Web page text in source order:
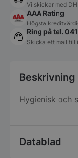
Vi skickar med DHL
AAA Rating
Högsta
Ring på tel.
Skicka ett mail till
Beskrivning
Hygienisk och
Datablad